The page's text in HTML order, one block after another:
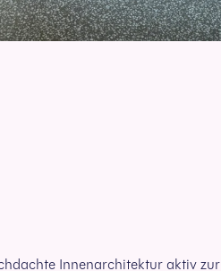
Innenarchitektur aktiv zur